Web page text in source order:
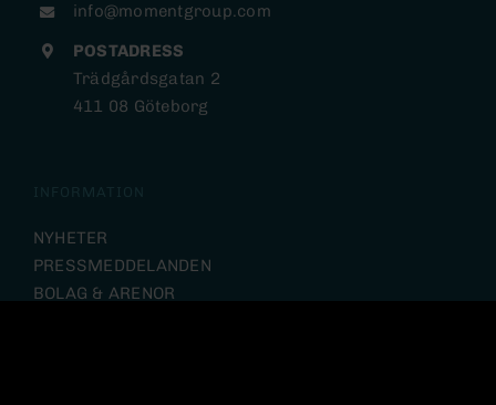
NYHETER
PRESSMEDDELANDEN
BOLAG & ARENOR
info@momentgroup.com
POSTADRESS
Trädgårdsgatan 2
411 08 Göteborg